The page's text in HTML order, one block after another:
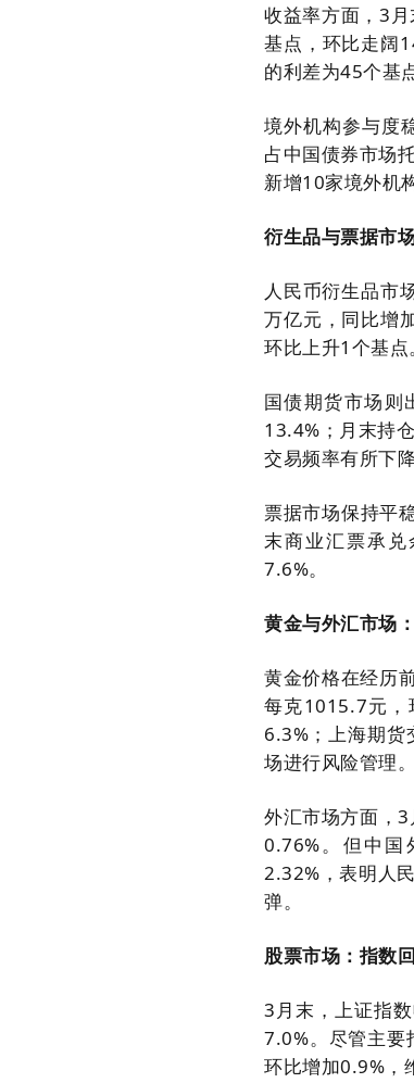
收益率方面，3
基点，环比走阔
的利差为45个基
境外机构参与度
占中国债券市场
新增10家境外机
衍生品与票据市
人民币衍生品市
万亿元，同比增
环比上升1个基点
国债期货市场则
13.4%；月末持
交易频率有所下
票据市场保持平
末商业汇票承
7.6%。
黄金与外汇市场
黄金价格在经历
每克1015.7元，
6.3%；上海期
场进行风险管理。
外汇市场方面，
0.76%。但中国
2.32%，表明人
弹。
股票市场：指数
3月末，上证指
7.0%。尽管主要
环比增加0.9%，